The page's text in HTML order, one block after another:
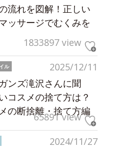
流れを図解！正しい
ッサージでむくみを
1833897 view
2025/12/11
ル
ンズ滝沢さんに聞
コスメの捨て方は？
の断捨離・捨て方編
65891 view
2024/11/27